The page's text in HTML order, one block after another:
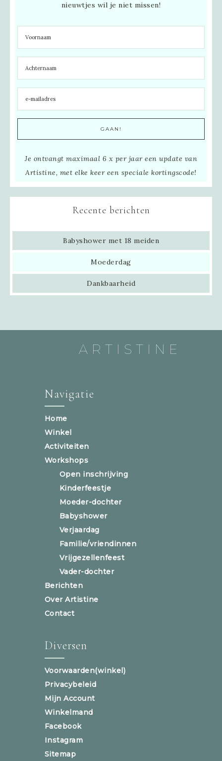
nieuwtjes wil je niet missen!
Je ontvangt maximaal 6 x per jaar een update van
Artistine, met elke keer een speciale kortingscode!
Recente berichten
Babyshower met 18 meiden
Moederdag
Dankbaarheid
ARTISTINE
Navigatie
Home
Winkel
Activiteiten
Workshops
Open inschrijving
Kinderfeestje
Moeder-dochter
Babyshower
Verjaardag
Familie/vriendinnen
Vrijgezellenfeest
Vader-dochter
Berichten
Over Artistine
Contact
Diversen
Voorwaarden(winkel)
Privacybeleid
Mijn Account
Winkelmand
Facebook
Instagram
Sitemap